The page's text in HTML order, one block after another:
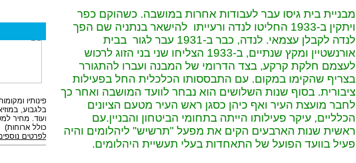
מבניית בית גיסו עבר לעבודות אחרות במושבה. כשהוקם כפר
ויתקין ב-1933 החליטו לנדה ורעייתו להישאר בנתניה שם הפך
לנדה לקבלן עצמאי. לנדה, כבר ב-1931 עבר לגור בבית
אורנשטיין ומקץ שנתיים, ב-1933 הצליחו שני בני הזוג לרכוש
לעצמם חלקת קרקע, בצד הדרומי של המבנה ועברו להתגורר
בצריף שהקימו במקום. עם התבססותו הכלכלית החל בפעילות
ציבורית. בסוף שנות השלושים הוא נבחר לוועד המושבה ואחר כך
לחבר מועצת העיר ואף כיהן כסגן ראש העיר מטעם הציונים
הכלליים, עיקר פעילותו הייתה בתחומי הביטחון והבניין.עם
ראשית שנות הארבעים הקים את מפעל "תרשיש" ליהלומים והיה
פעיל בוועד הפועל של התאחדות בעלי תעשיית היהלומים.